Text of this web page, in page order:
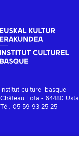
Institut culturel basque
Château Lota - 64480
Tél. 05 59 93 25 25